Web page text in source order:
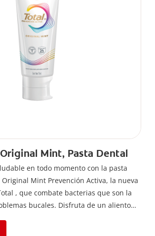
Mint, Pasta Dental
en todo momento con la pasta
Mint Prevención Activa, la nueva
, que combate bacterias que son la
bucales. Disfruta de un aliento
superior**** de la pasta de dientes